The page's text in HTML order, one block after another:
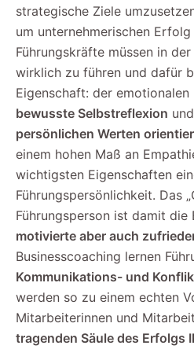
strategische Ziele
um unternehmerischen
Führungskräfte müssen in
wirklich zu führen und dafür
Eigenschaft: der emotionalen
bewusste Selbstreflexion
persönlichen Werten
einem hohen Maß an
wichtigsten Eigenschaften
Führungspersönlichkeit. Das
Führungsperson ist damit die
motivierte aber auch
Businesscoaching lernen
Kommunikations- und
werden so zu einem echten
Mitarbeiterinnen und
tragenden Säule des Erfolgs